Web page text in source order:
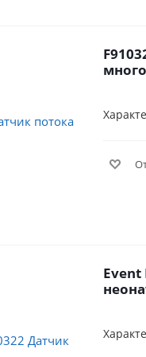
F910321 Датчик потока
Event